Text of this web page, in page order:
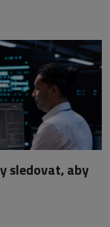
sledovat, aby